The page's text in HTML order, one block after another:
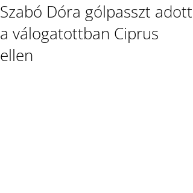
Szabó Dóra gólpasszt adott
a válogatottban Ciprus
ellen